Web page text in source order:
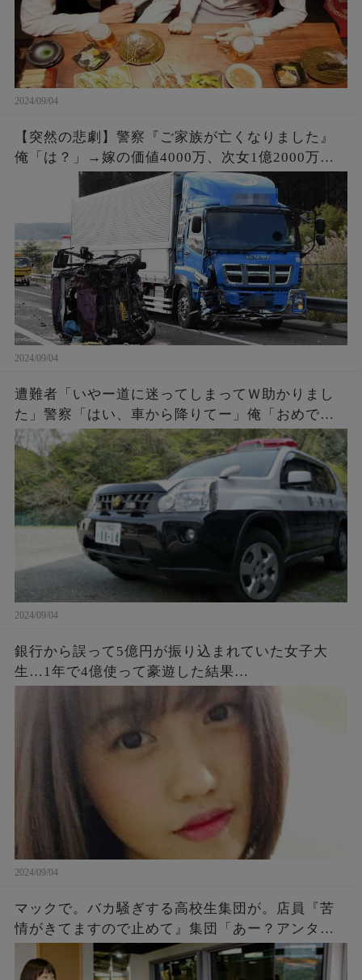
2024/09/04
【突然の悲劇】警察『ご家族が亡くなりました』
俺「は？」→嫁の価値4000万、次女1億2000万。
事故で6人の家族と引換えに大金GET。俺「会社辞
めさせて貰うわ」
2024/09/04
遭難者「いやー道に迷ってしまってＷ助かりまし
た」警察「はい、車から降りてー」俺「おめでと
う。これであんたらも前科一犯だな。罰金50万払
ってね」遭難者「えっ！」
2024/09/04
銀行から誤って5億円が振り込まれていた女子大
生…1年で4億使って豪遊した結果…
2024/09/04
マックで。バカ騒ぎする高校生集団が。店員『苦
情がきてますので止めて』集団「あー？アンタ何
様？」「アンタの写真撮ったし、帰り道何かあっ
ても知らないよ～ｗ」→結果…